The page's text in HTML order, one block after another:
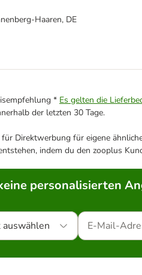
Haaren, DE
* Es gelten die
der letzten 30 Tage.
Direktwerbung für eigene
indem du den zooplus
personalisierten